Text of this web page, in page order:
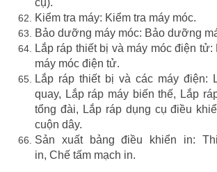
Kiểm tra máy: Kiểm tra máy móc.
Bảo dưỡng máy móc: Bảo dưỡng
Lắp ráp thiết bị và máy móc điện tử:
máy móc điện tử.
Lắp ráp thiết bị và các máy điện:
quay, Lắp ráp máy biến thế, Lắp
tổng đài, Lắp ráp dụng cụ điều
cuộn dây.
Sản xuất bảng điều khiển in:
in, Chế tấm mạch in.